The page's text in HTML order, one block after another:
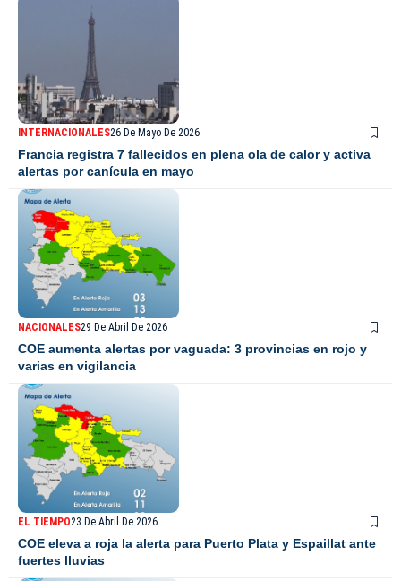
INTERNACIONALES26 De Mayo De 2026
Francia registra 7 fallecidos en plena ola de calor y activa
alertas por canícula en mayo
NACIONALES29 De Abril De 2026
COE aumenta alertas por vaguada: 3 provincias en rojo y
varias en vigilancia
EL TIEMPO23 De Abril De 2026
COE eleva a roja la alerta para Puerto Plata y Espaillat ante
fuertes lluvias